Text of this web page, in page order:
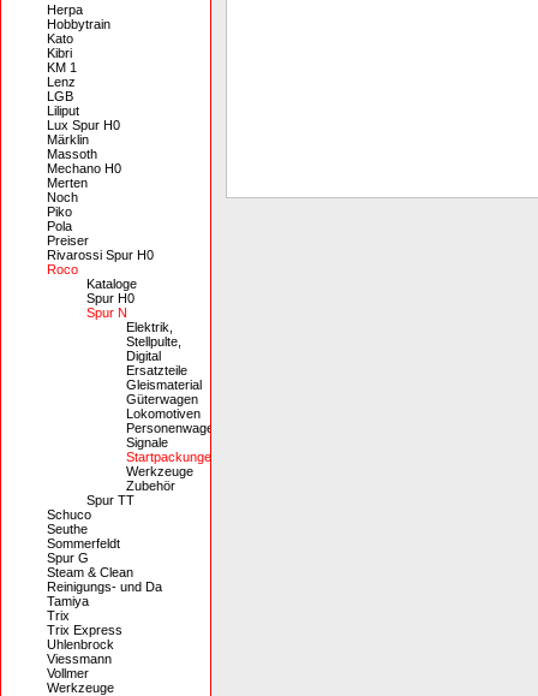
Herpa
Hobbytrain
Kato
Kibri
KM 1
Lenz
LGB
Liliput
Lux Spur H0
Märklin
Massoth
Mechano H0
Merten
Noch
Piko
Pola
Preiser
Rivarossi Spur H0
Roco
Kataloge
Spur H0
Spur N
Elektrik,
Stellpulte,
Digital
Ersatzteile
Gleismaterial
Güterwagen
Lokomotiven
Personenwagen
Signale
Startpackungen
Werkzeuge
Zubehör
Spur TT
Schuco
Seuthe
Sommerfeldt
Spur G
Steam & Clean
Reinigungs- und Da
Tamiya
Trix
Trix Express
Uhlenbrock
Viessmann
Vollmer
Werkzeuge